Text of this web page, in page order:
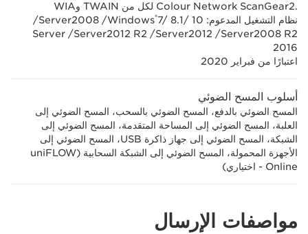
Colour Network ScanGear2.‎ لكل من TWAIN وWIA
نظام التشغيل المدعوم: Windows
®
7/ 8.1/ 10‏/ Server2008‏/
Server2008 R2‏/ Server2012‏/ Server2012 R2‏/ Server
2016
اعتبارًا من فبراير 2020
أسلوب المسح الضوئي
المسح الضوئي بالدفع، المسح الضوئي بالسحب، المسح الضوئي إلى
العلبة، المسح الضوئي إلى المساحة المتقدمة، المسح الضوئي إلى
الشبكة، المسح الضوئي إلى جهاز ذاكرة USB، المسح الضوئي إلى
الأجهزة المحمولة، المسح الضوئي إلى الشبكة السحابية (uniFLOW
Online - اختياري)
مواصفات الإرسال